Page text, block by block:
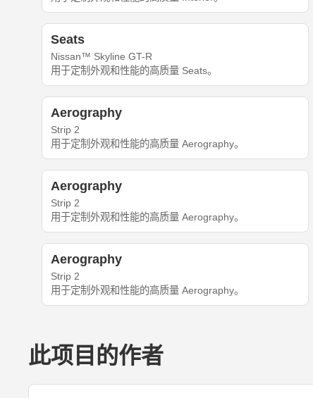
Seats
Nissan™ Skyline GT-R
用于定制外观和性能的高质量 Seats。
Aerography
Strip 2
用于定制外观和性能的高质量 Aerography。
Aerography
Strip 2
用于定制外观和性能的高质量 Aerography。
Aerography
Strip 2
用于定制外观和性能的高质量 Aerography。
此项目的作者